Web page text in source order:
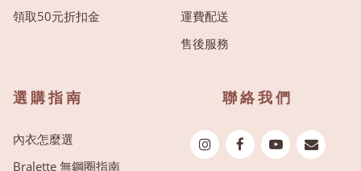
領取50元折扣金
運費配送
售後服務
選購指南
內衣怎麼選
Bralette 無鋼圈指南
聯絡我們